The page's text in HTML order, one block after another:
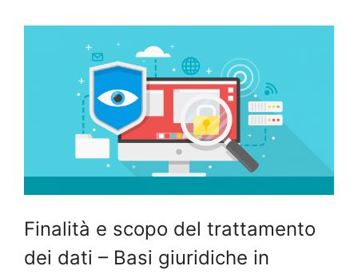
Finalità e scopo del trattamento
dei dati – Basi giuridiche in